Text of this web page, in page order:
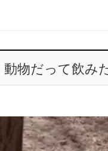
動物だって飲み